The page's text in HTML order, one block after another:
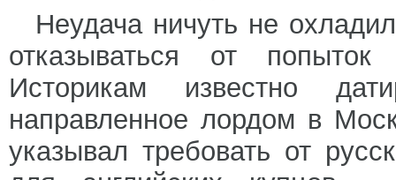
Неудача ничуть не
отказываться от
Историкам известно
направленное лордом в
указывал требовать от